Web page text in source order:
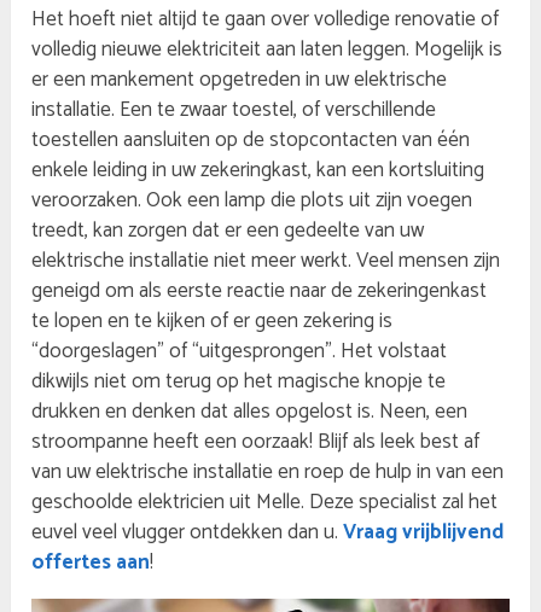
Het hoeft niet altijd te gaan over volledige renovatie of
volledig nieuwe elektriciteit aan laten leggen. Mogelijk is
er een mankement opgetreden in uw elektrische
installatie. Een te zwaar toestel, of verschillende
toestellen aansluiten op de stopcontacten van één
enkele leiding in uw zekeringkast, kan een kortsluiting
veroorzaken. Ook een lamp die plots uit zijn voegen
treedt, kan zorgen dat er een gedeelte van uw
elektrische installatie niet meer werkt. Veel mensen zijn
geneigd om als eerste reactie naar de zekeringenkast
te lopen en te kijken of er geen zekering is
“doorgeslagen” of “uitgesprongen”. Het volstaat
dikwijls niet om terug op het magische knopje te
drukken en denken dat alles opgelost is. Neen, een
stroompanne heeft een oorzaak! Blijf als leek best af
van uw elektrische installatie en roep de hulp in van een
geschoolde elektricien uit Melle. Deze specialist zal het
euvel veel vlugger ontdekken dan u.Vraag vrijblijvend
offertes aan!